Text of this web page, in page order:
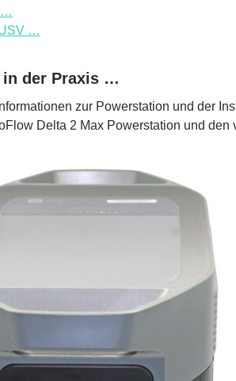
…
…
in der Praxis …
zur Powerstation und der
Delta 2 Max Powerstation und den